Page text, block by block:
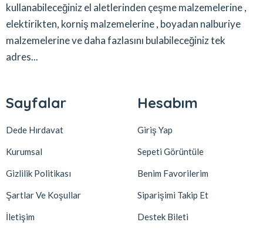
kullanabileceğiniz el aletlerinden çeşme malzemelerine ,
elektirikten, korniş malzemelerine , boyadan nalburiye
malzemelerine ve daha fazlasını bulabileceğiniz tek
adres...
Sayfalar
Dede Hırdavat
Kurumsal
Gizlilik Politikası
Şartlar Ve Koşullar
İletişim
Hesabım
Giriş Yap
Sepeti Görüntüle
Benim Favorilerim
Siparişimi Takip Et
Destek Bileti